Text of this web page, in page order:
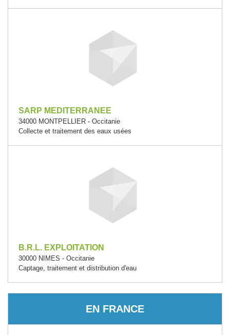
SARP MEDITERRANEE
34000 MONTPELLIER - Occitanie
Collecte et traitement des eaux usées
B.R.L. EXPLOITATION
30000 NIMES - Occitanie
Captage, traitement et distribution d'eau
EN FRANCE